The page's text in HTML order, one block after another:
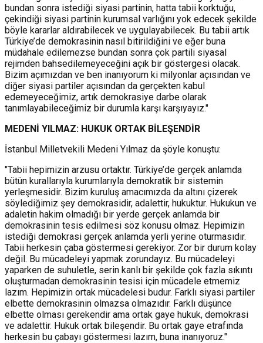
bundan sonra istediği siyasi partinin, hatta tabii korktuğu,
çekindiği siyasi partinin kurumsal varlığını yok edecek şekilde
böyle kararlar aldırabilecek ve uygulayabilecek. Bu tabii artık
Türkiye’de demokrasinin nasıl bitirildiğini ve eğer buna
müdahale edilemezse bundan sonra çok partili siyasal
rejimden bahsedilemeyeceğini açık bir göstergesi olacak.
Bizim açımızdan ve ben inanıyorum ki milyonlar açısından ve
diğer siyasi partiler açısından da gerçekten kabul
edemeyeceğimiz, artık demokrasiye darbe olarak
tanımlayabileceğimiz bir durumla karşı karşıyayız."
MEDENİ YILMAZ: HUKUK ORTAK BİLEŞENDİR
İstanbul Milletvekili Medeni Yılmaz da şöyle konuştu:
"Tabii hepimizin arzusu ortaktır. Türkiye’de gerçek anlamda
bütün kurallarıyla kurumlarıyla demokratik bir sistemin
yerleşmesidir. Bizim kuruluş amacımızda da altını çizerek
söylediğimiz şey demokrasidir, adalettir, hukuktur. Hukukun ve
adaletin hakim olmadığı bir yerde gerçek anlamda bir
demokrasinin tesis edilmesi söz konusu olmaz. Hepimizin
istediği demokrasi gerçek anlamda yerli yerine oturmasıdır.
Tabii herkesin çaba göstermesi gerekiyor. Zor bir durum kolay
değil. Bu mücadeleyi yapmak zorundayız. Bu mücadeleyi
yaparken de suhuletle, serin kanlı bir şekilde çok fazla sıkıntı
oluşturmadan demokrasinin tesisi için mücadele etmemiz
lazım. Hepimizin ortak mücadelesi budur. Farklı siyasi partiler
elbette demokrasinin olmazsa olmazıdır. Farklı düşünce
elbette olması gerekendir ama ortak gaye hukuk, demokrasi
ve adalettir. Hukuk ortak bileşendir. Bu ortak gaye etrafında
herkesin bu çabayı göstermesi lazım, buna inanıyoruz."